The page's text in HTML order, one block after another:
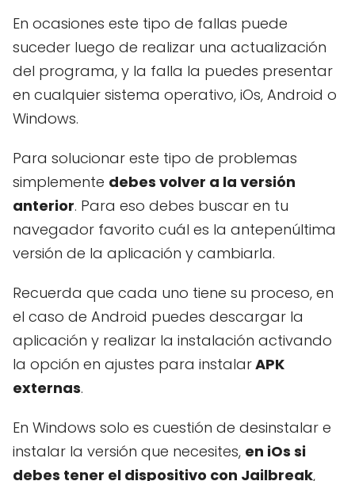
En ocasiones este tipo de fallas puede
suceder luego de realizar una actualización
del programa, y la falla la puedes presentar
en cualquier sistema operativo, iOs, Android o
Windows.
Para solucionar este tipo de problemas
simplemente debes volver a la versión
anterior. Para eso debes buscar en tu
navegador favorito cuál es la antepenúltima
versión de la aplicación y cambiarla.
Recuerda que cada uno tiene su proceso, en
el caso de Android puedes descargar la
aplicación y realizar la instalación activando
la opción en ajustes para instalarAPK
externas.
En Windows solo es cuestión de desinstalar e
instalar la versión que necesites, en iOs si
debes tener el dispositivo con Jailbreak,